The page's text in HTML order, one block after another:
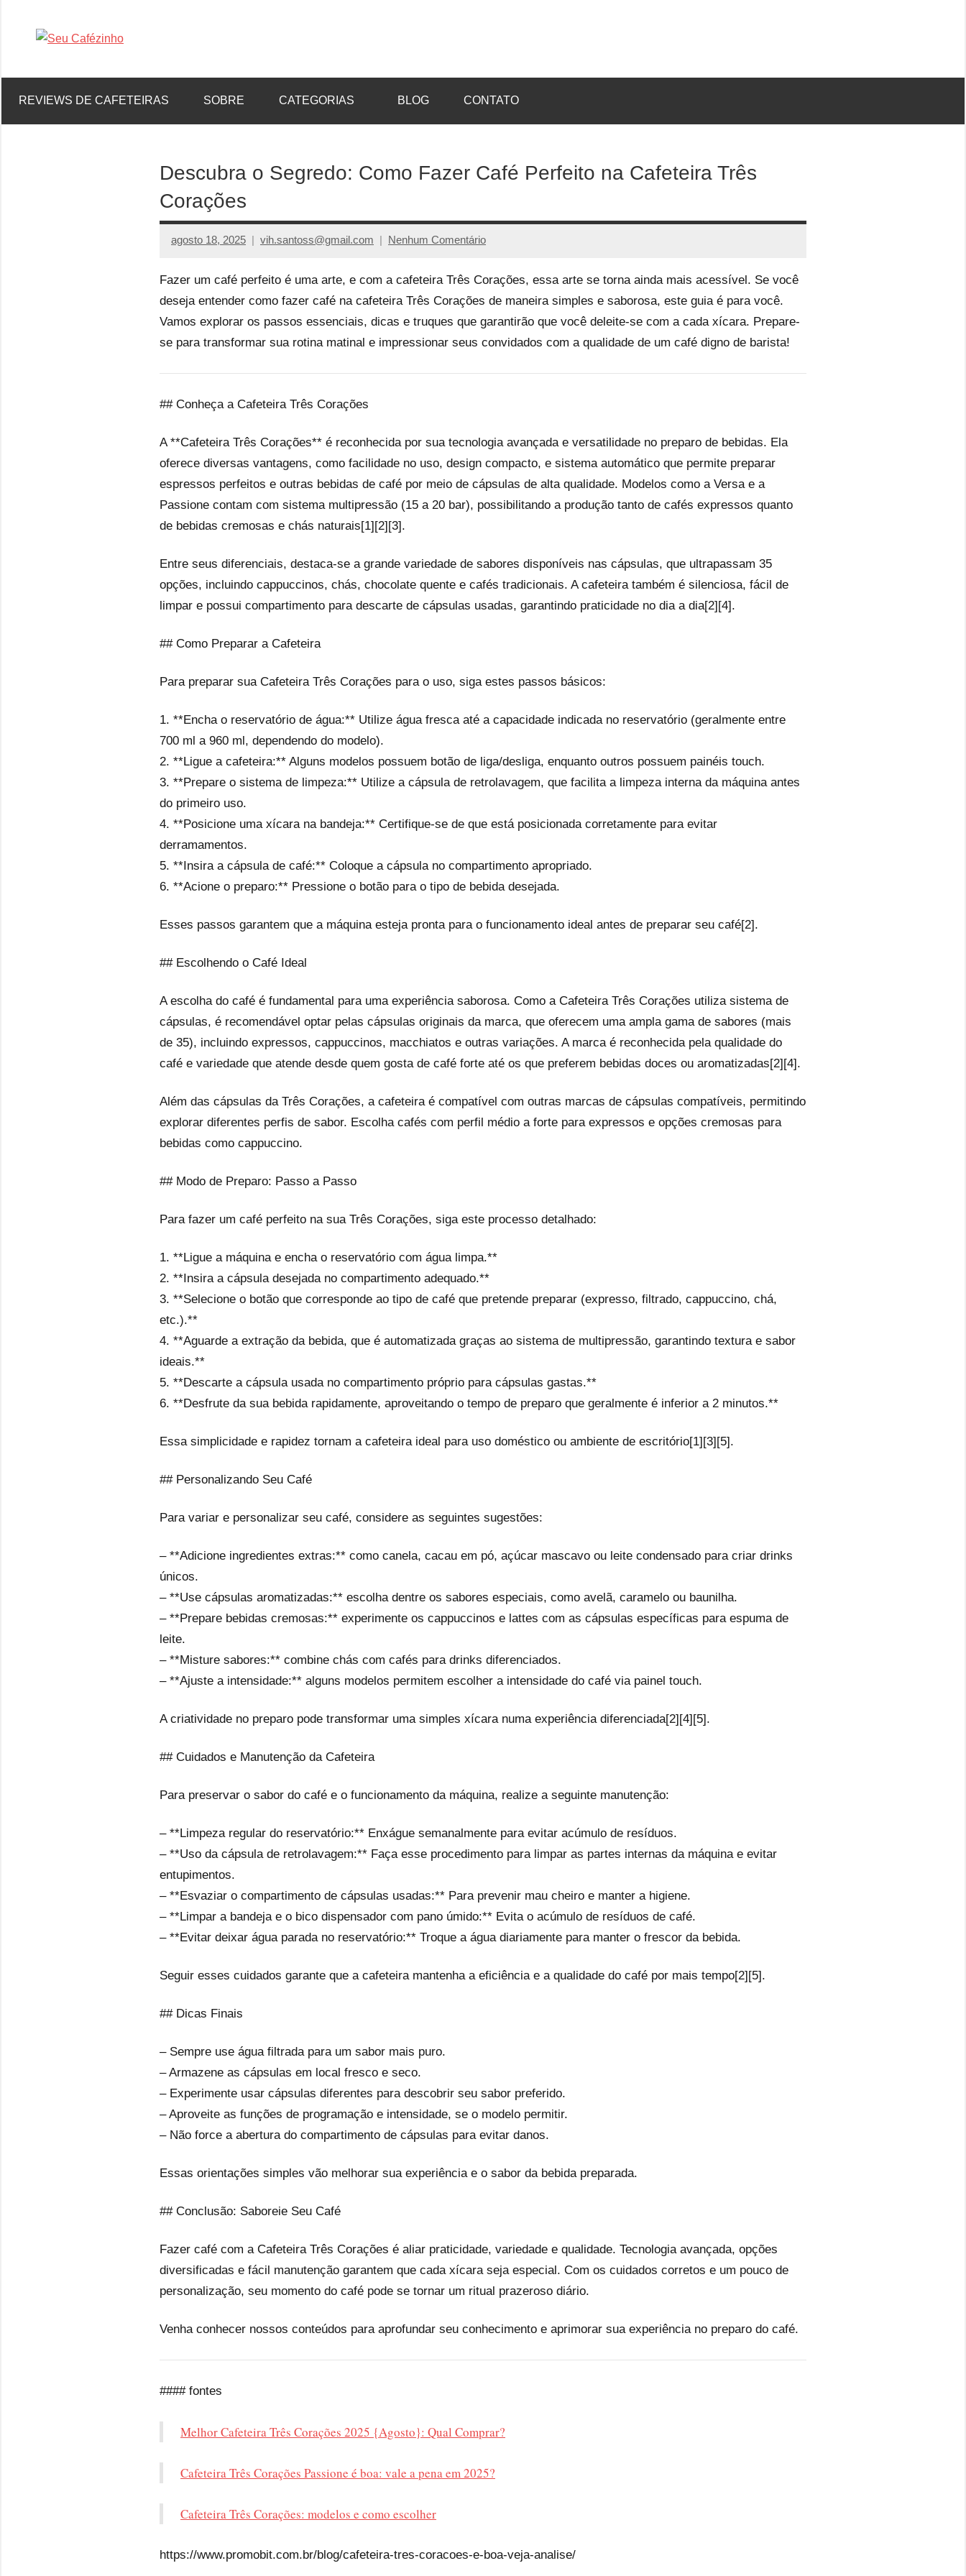
Cafézinho
boas
decisões
compras,
REVIEWS DE CAFETEIRAS SOBRE CATEGORIAS BLOG CONTATO
Descubra o Segredo: Como Fazer Café Perfeito na Cafeteira Três
Corações
agosto 18, 2025 vih.santoss@gmail.com Nenhum Comentário
Fazer um café perfeito é uma arte, e com a cafeteira Três Corações, essa arte se torna ainda mais acessível. Se você
deseja entender como fazer café na cafeteira Três Corações de maneira simples e saborosa, este guia é para você.
Vamos explorar os passos essenciais, dicas e truques que garantirão que você deleite-se com a cada xícara. Prepare-
se para transformar sua rotina matinal e impressionar seus convidados com a qualidade de um café digno de barista!
## Conheça a Cafeteira Três Corações
A **Cafeteira Três Corações** é reconhecida por sua tecnologia avançada e versatilidade no preparo de bebidas. Ela
oferece diversas vantagens, como facilidade no uso, design compacto, e sistema automático que permite preparar
espressos perfeitos e outras bebidas de café por meio de cápsulas de alta qualidade. Modelos como a Versa e a
Passione contam com sistema multipressão (15 a 20 bar), possibilitando a produção tanto de cafés expressos quanto
de bebidas cremosas e chás naturais[1][2][3].
Entre seus diferenciais, destaca-se a grande variedade de sabores disponíveis nas cápsulas, que ultrapassam 35
opções, incluindo cappuccinos, chás, chocolate quente e cafés tradicionais. A cafeteira também é silenciosa, fácil de
limpar e possui compartimento para descarte de cápsulas usadas, garantindo praticidade no dia a dia[2][4].
## Como Preparar a Cafeteira
Para preparar sua Cafeteira Três Corações para o uso, siga estes passos básicos:
1. **Encha o reservatório de água:** Utilize água fresca até a capacidade indicada no reservatório (geralmente entre
700 ml a 960 ml, dependendo do modelo).
2. **Ligue a cafeteira:** Alguns modelos possuem botão de liga/desliga, enquanto outros possuem painéis touch.
3. **Prepare o sistema de limpeza:** Utilize a cápsula de retrolavagem, que facilita a limpeza interna da máquina antes
do primeiro uso.
4. **Posicione uma xícara na bandeja:** Certifique-se de que está posicionada corretamente para evitar
derramamentos.
5. **Insira a cápsula de café:** Coloque a cápsula no compartimento apropriado.
6. **Acione o preparo:** Pressione o botão para o tipo de bebida desejada.
Esses passos garantem que a máquina esteja pronta para o funcionamento ideal antes de preparar seu café[2].
## Escolhendo o Café Ideal
A escolha do café é fundamental para uma experiência saborosa. Como a Cafeteira Três Corações utiliza sistema de
cápsulas, é recomendável optar pelas cápsulas originais da marca, que oferecem uma ampla gama de sabores (mais
de 35), incluindo expressos, cappuccinos, macchiatos e outras variações. A marca é reconhecida pela qualidade do
café e variedade que atende desde quem gosta de café forte até os que preferem bebidas doces ou aromatizadas[2][4].
Além das cápsulas da Três Corações, a cafeteira é compatível com outras marcas de cápsulas compatíveis, permitindo
explorar diferentes perfis de sabor. Escolha cafés com perfil médio a forte para expressos e opções cremosas para
bebidas como cappuccino.
## Modo de Preparo: Passo a Passo
Para fazer um café perfeito na sua Três Corações, siga este processo detalhado:
1. **Ligue a máquina e encha o reservatório com água limpa.**
2. **Insira a cápsula desejada no compartimento adequado.**
3. **Selecione o botão que corresponde ao tipo de café que pretende preparar (expresso, filtrado, cappuccino, chá,
etc.).**
4. **Aguarde a extração da bebida, que é automatizada graças ao sistema de multipressão, garantindo textura e sabor
ideais.**
5. **Descarte a cápsula usada no compartimento próprio para cápsulas gastas.**
6. **Desfrute da sua bebida rapidamente, aproveitando o tempo de preparo que geralmente é inferior a 2 minutos.**
Essa simplicidade e rapidez tornam a cafeteira ideal para uso doméstico ou ambiente de escritório[1][3][5].
## Personalizando Seu Café
Para variar e personalizar seu café, considere as seguintes sugestões:
– **Adicione ingredientes extras:** como canela, cacau em pó, açúcar mascavo ou leite condensado para criar drinks
únicos.
– **Use cápsulas aromatizadas:** escolha dentre os sabores especiais, como avelã, caramelo ou baunilha.
– **Prepare bebidas cremosas:** experimente os cappuccinos e lattes com as cápsulas específicas para espuma de
leite.
– **Misture sabores:** combine chás com cafés para drinks diferenciados.
– **Ajuste a intensidade:** alguns modelos permitem escolher a intensidade do café via painel touch.
A criatividade no preparo pode transformar uma simples xícara numa experiência diferenciada[2][4][5].
## Cuidados e Manutenção da Cafeteira
Para preservar o sabor do café e o funcionamento da máquina, realize a seguinte manutenção:
– **Limpeza regular do reservatório:** Enxágue semanalmente para evitar acúmulo de resíduos.
– **Uso da cápsula de retrolavagem:** Faça esse procedimento para limpar as partes internas da máquina e evitar
entupimentos.
– **Esvaziar o compartimento de cápsulas usadas:** Para prevenir mau cheiro e manter a higiene.
– **Limpar a bandeja e o bico dispensador com pano úmido:** Evita o acúmulo de resíduos de café.
– **Evitar deixar água parada no reservatório:** Troque a água diariamente para manter o frescor da bebida.
Seguir esses cuidados garante que a cafeteira mantenha a eficiência e a qualidade do café por mais tempo[2][5].
## Dicas Finais
– Sempre use água filtrada para um sabor mais puro.
– Armazene as cápsulas em local fresco e seco.
– Experimente usar cápsulas diferentes para descobrir seu sabor preferido.
– Aproveite as funções de programação e intensidade, se o modelo permitir.
– Não force a abertura do compartimento de cápsulas para evitar danos.
Essas orientações simples vão melhorar sua experiência e o sabor da bebida preparada.
## Conclusão: Saboreie Seu Café
Fazer café com a Cafeteira Três Corações é aliar praticidade, variedade e qualidade. Tecnologia avançada, opções
diversificadas e fácil manutenção garantem que cada xícara seja especial. Com os cuidados corretos e um pouco de
personalização, seu momento do café pode se tornar um ritual prazeroso diário.
Venha conhecer nossos conteúdos para aprofundar seu conhecimento e aprimorar sua experiência no preparo do café.
#### fontes
Melhor Cafeteira Três Corações 2025 {Agosto}: Qual Comprar?
Cafeteira Três Corações Passione é boa: vale a pena em 2025?
Cafeteira Três Corações: modelos e como escolher
https://www.promobit.com.br/blog/cafeteira-tres-coracoes-e-boa-veja-analise/